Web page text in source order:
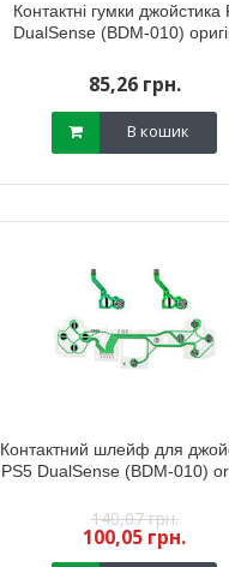
Контактні гумки джойстика
DualSense (BDM-010)
85,26 грн.
В кошик
Контактний шлейф для
PS5 DualSense (BDM-010)
140,07 грн.
100,05 грн.